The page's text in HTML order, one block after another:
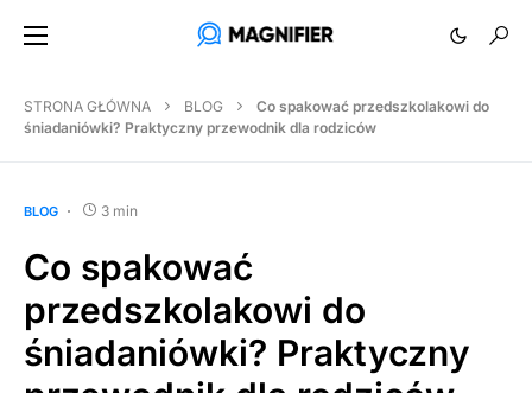
STRONA GŁÓWNA BLOG
Co spakować przedszkolakowi do
śniadaniówki? Praktyczny przewodnik dla rodziców
BLOG 3 min
Co spakować
przedszkolakowi do
śniadaniówki? Praktyczny